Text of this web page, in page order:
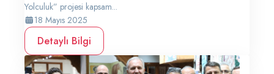
Yolculuk” projesi kapsam...
18 Mayıs 2025
Detaylı Bilgi